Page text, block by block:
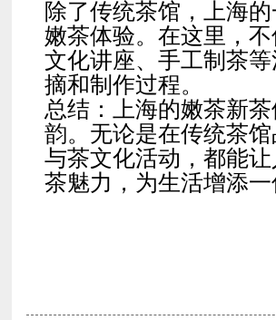
除了传统茶馆，上海
嫩茶体验。在这里，
文化讲座、手工制茶
摘和制作过程。
总结：上海的嫩茶新
韵。无论是在传统茶
与茶文化活动，都能
茶魅力，为生活增添